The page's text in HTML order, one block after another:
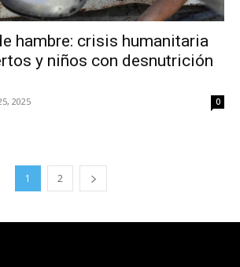
hambre: crisis humanitaria
y niños con desnutrición
2025 0
1 2